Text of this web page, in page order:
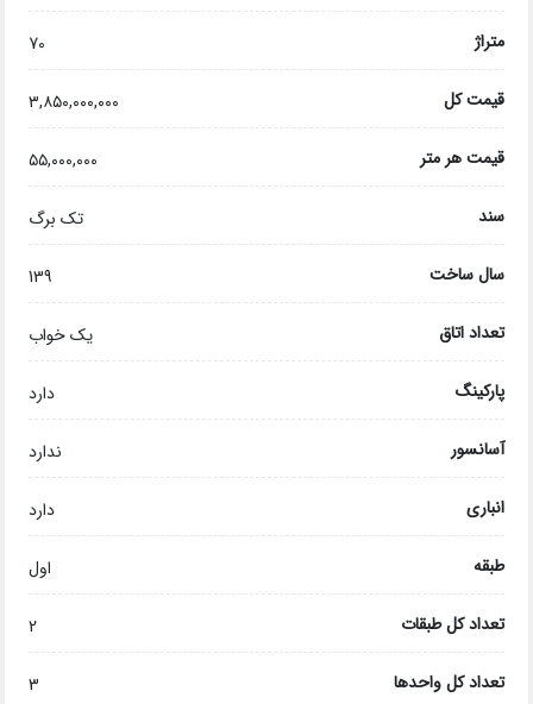
متراژ 70
قیمت کل ۳,۸۵۰,۰۰۰,۰۰۰
قیمت هر متر ۵۵,۰۰۰,۰۰۰
سند تک برگ
سال ساخت 139
تعداد اتاق یک خواب
پارکینگ دارد
آسانسور ندارد
انباری دارد
طبقه اول
تعداد کل طبقات 2
تعداد کل واحدها 3